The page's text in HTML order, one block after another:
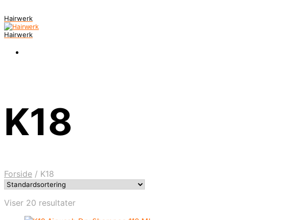
Hairwerk
Hairwerk
K18
Forside / K18
Viser 20 resultater